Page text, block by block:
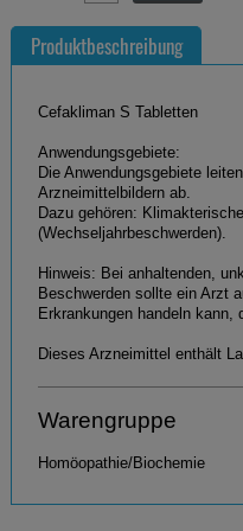
Produktbeschreibung
Cefakliman S Tabletten
Anwendungsgebiete:
Die Anwendungsgebiete
Arzneimittelbildern ab.
Dazu gehören:
(Wechseljahrbeschwerden).
Hinweis: Bei anhaltenden,
Beschwerden sollte ein Arzt
Erkrankungen handeln kann,
Dieses Arzneimittel enthält
Warengruppe
Homöopathie/Biochemie